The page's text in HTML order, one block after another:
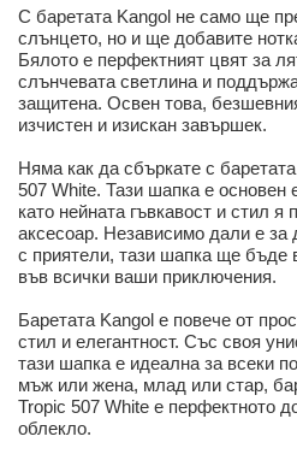
С баретата Kangol не само ще
слънцето, но и ще добавите
Бялото е перфектният цвят за
слънчевата светлина и
защитена. Освен това,
изчистен и изискан завършек.
Няма как да сбъркате с
507 White. Тази шапка е основен
като нейната гъвкавост и стил я
аксесоар. Независимо дали е за
с приятели, тази шапка ще бъде
във всички ваши приключения.
Баретата Kangol е повече от
стил и елегантност. Със своя
тази шапка е идеална за всеки
мъж или жена, млад или стар,
Tropic 507 White е перфектното
облекло.